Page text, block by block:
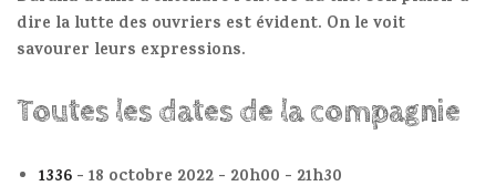
dire la lutte des ouvriers est évident. On le voit
savourer leurs expressions.
Toutes les dates de la compagnie
1336 - 18 octobre 2022 - 20h00 - 21h30